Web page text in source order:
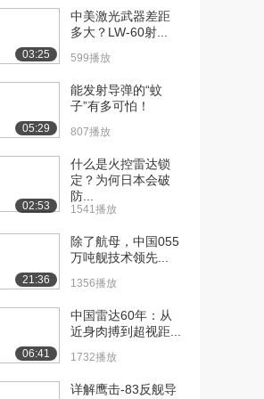
03:25
中美激光武器差距
多大？LW-60射...
599播放
05:29
能发射导弹的“蚊
子”有多可怕！
807播放
02:53
什么是火控雷达锁
定？为何日本会破
防...
1541播放
21:36
除了航母，中国055
万吨舰技术领先...
1356播放
06:41
中国雷达60年：从
近身肉搏到超视距...
1732播放
详解鹰击-83反舰导